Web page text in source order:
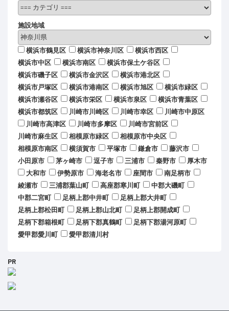
施設地域
横浜市鶴見区 横浜市神奈川区
横浜市西区
横浜市中区
横浜市南区
横浜市保土ケ谷区
横浜市磯子区
横浜市金沢区
横浜市港北区
横浜市戸塚区
横浜市港南区 横浜市旭区
横浜市緑区
横浜市瀬谷区
横浜市栄区 横浜市泉区
横浜市青葉区
横浜市都筑区
川崎市川崎区 川崎市幸区
川崎市中原区
川崎市高津区
川崎市多摩区
川崎市宮前区
川崎市麻生区
相模原市緑区
相模原市中央区
相模原市南区
横須賀市 平塚市 鎌倉市
藤沢市
小田原市
茅ヶ崎市 逗子市 三浦市 秦野市
厚木市
大和市
伊勢原市 海老名市 座間市
南足柄市
綾瀬市
三浦郡葉山町 高座郡寒川町
中郡大磯町
中郡二宮町
足柄上郡中井町
足柄上郡大井町
足柄上郡松田町
足柄上郡山北町
足柄上郡開成町
足柄下郡箱根町
足柄下郡真鶴町
足柄下郡湯河原町
愛甲郡愛川町
愛甲郡清川村
PR